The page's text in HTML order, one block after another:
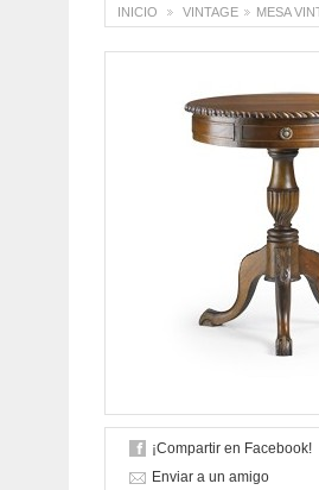
INICIO
>
VINTAGE
>
MESA
¡Compartir en Facebook!
Enviar a un amigo